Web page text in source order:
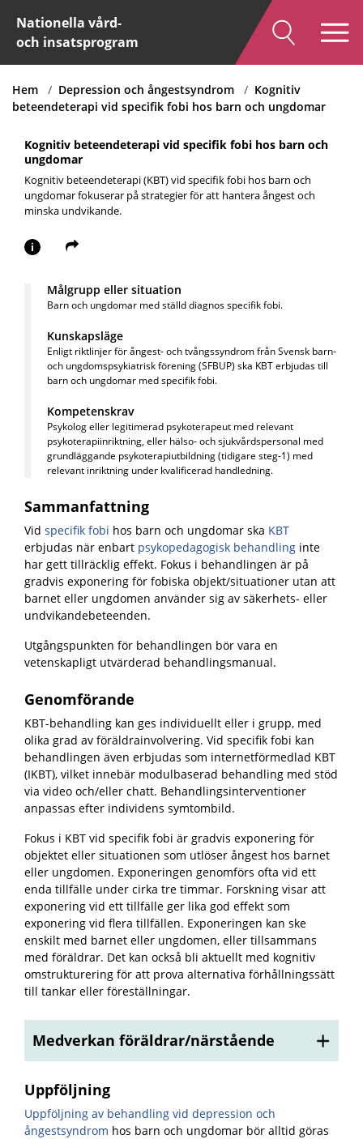
Nationella vård-
och insatsprogram
Hem Depression och ångestsyndrom
Kognitiv
beteendeterapi vid specifik fobi hos barn och ungdomar
Kognitiv beteendeterapi vid specifik fobi hos barn och
ungdomar
Kognitiv beteendeterapi (KBT) vid specifik fobi hos barn och
ungdomar fokuserar på strategier för att hantera ångest och
minska undvikande.
i
Målgrupp eller situation
Barn och ungdomar med ställd diagnos specifik fobi.
Kunskapsläge
Enligt riktlinjer för ångest- och tvångssyndrom från Svensk barn-
och ungdomspsykiatrisk förening (SFBUP) ska KBT erbjudas till
barn och ungdomar med specifik fobi.
Kompetenskrav
Psykolog eller legitimerad psykoterapeut med relevant
psykoterapiinriktning, eller hälso- och sjukvårdspersonal med
grundläggande psykoterapiutbildning (tidigare steg-1) med
relevant inriktning under kvalificerad handledning.
Sammanfattning
Vid specifik fobi hos barn och ungdomar ska KBT
erbjudas när enbart psykopedagogisk behandling inte
har gett tillräcklig effekt. Fokus i behandlingen är på
gradvis exponering för fobiska objekt/situationer utan att
barnet eller ungdomen använder sig av säkerhets- eller
undvikandebeteenden.
Utgångspunkten för behandlingen bör vara en
vetenskapligt utvärderad behandlingsmanual.
Genomförande
KBT-behandling kan ges individuellt eller i grupp, med
olika grad av föräldrainvolvering. Vid specifik fobi kan
behandlingen även erbjudas som internetförmedlad KBT
(IKBT), vilket innebär modulbaserad behandling med stöd
via video och/eller chatt. Behandlingsinterventioner
anpassas efter individens symtombild.
Fokus i KBT vid specifik fobi är gradvis exponering för
objektet eller situationen som utlöser ångest hos barnet
eller ungdomen. Exponeringen genomförs ofta vid ett
enda tillfälle under cirka tre timmar. Forskning visar att
exponering vid ett tillfälle ger lika god effekt som
exponering vid flera tillfällen. Exponeringen kan ske
enskilt med barnet eller ungdomen, eller tillsammans
med föräldrar. Det kan också bli aktuellt med kognitiv
omstrukturering för att prova alternativa förhållningssätt
till tankar eller föreställningar.
Medverkan föräldrar/närstående
Uppföljning
Uppföljning av behandling vid depression och
ångestsyndrom hos barn och ungdomar bör alltid göras